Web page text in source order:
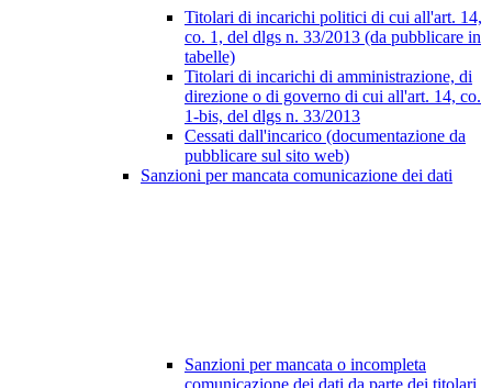
Titolari di incarichi politici di cui all'art. 14,
co. 1, del dlgs n. 33/2013 (da pubblicare in
tabelle)
Titolari di incarichi di amministrazione, di
direzione o di governo di cui all'art. 14, co.
1-bis, del dlgs n. 33/2013
Cessati dall'incarico (documentazione da
pubblicare sul sito web)
Sanzioni per mancata comunicazione dei dati
Sanzioni per mancata o incompleta